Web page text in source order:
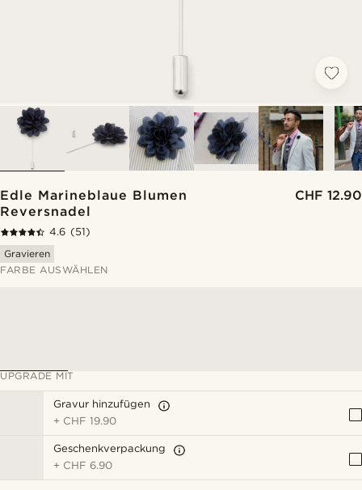
Edle Marineblaue Blumen
Reversnadel
CHF 12.90
4.6 (51)
Gravieren
FARBE AUSWÄHLEN
UPGRADE MIT
Gravur hinzufügen
+ CHF 19.90
Geschenkverpackung
+ CHF 6.90